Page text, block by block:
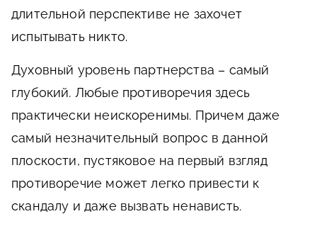
длительной перспективе не захочет
испытывать никто.
Духовный уровень партнерства – самый
глубокий. Любые противоречия здесь
практически неискоренимы. Причем даже
самый незначительный вопрос в данной
плоскости, пустяковое на первый взгляд
противоречие может легко привести к
скандалу и даже вызвать ненависть.